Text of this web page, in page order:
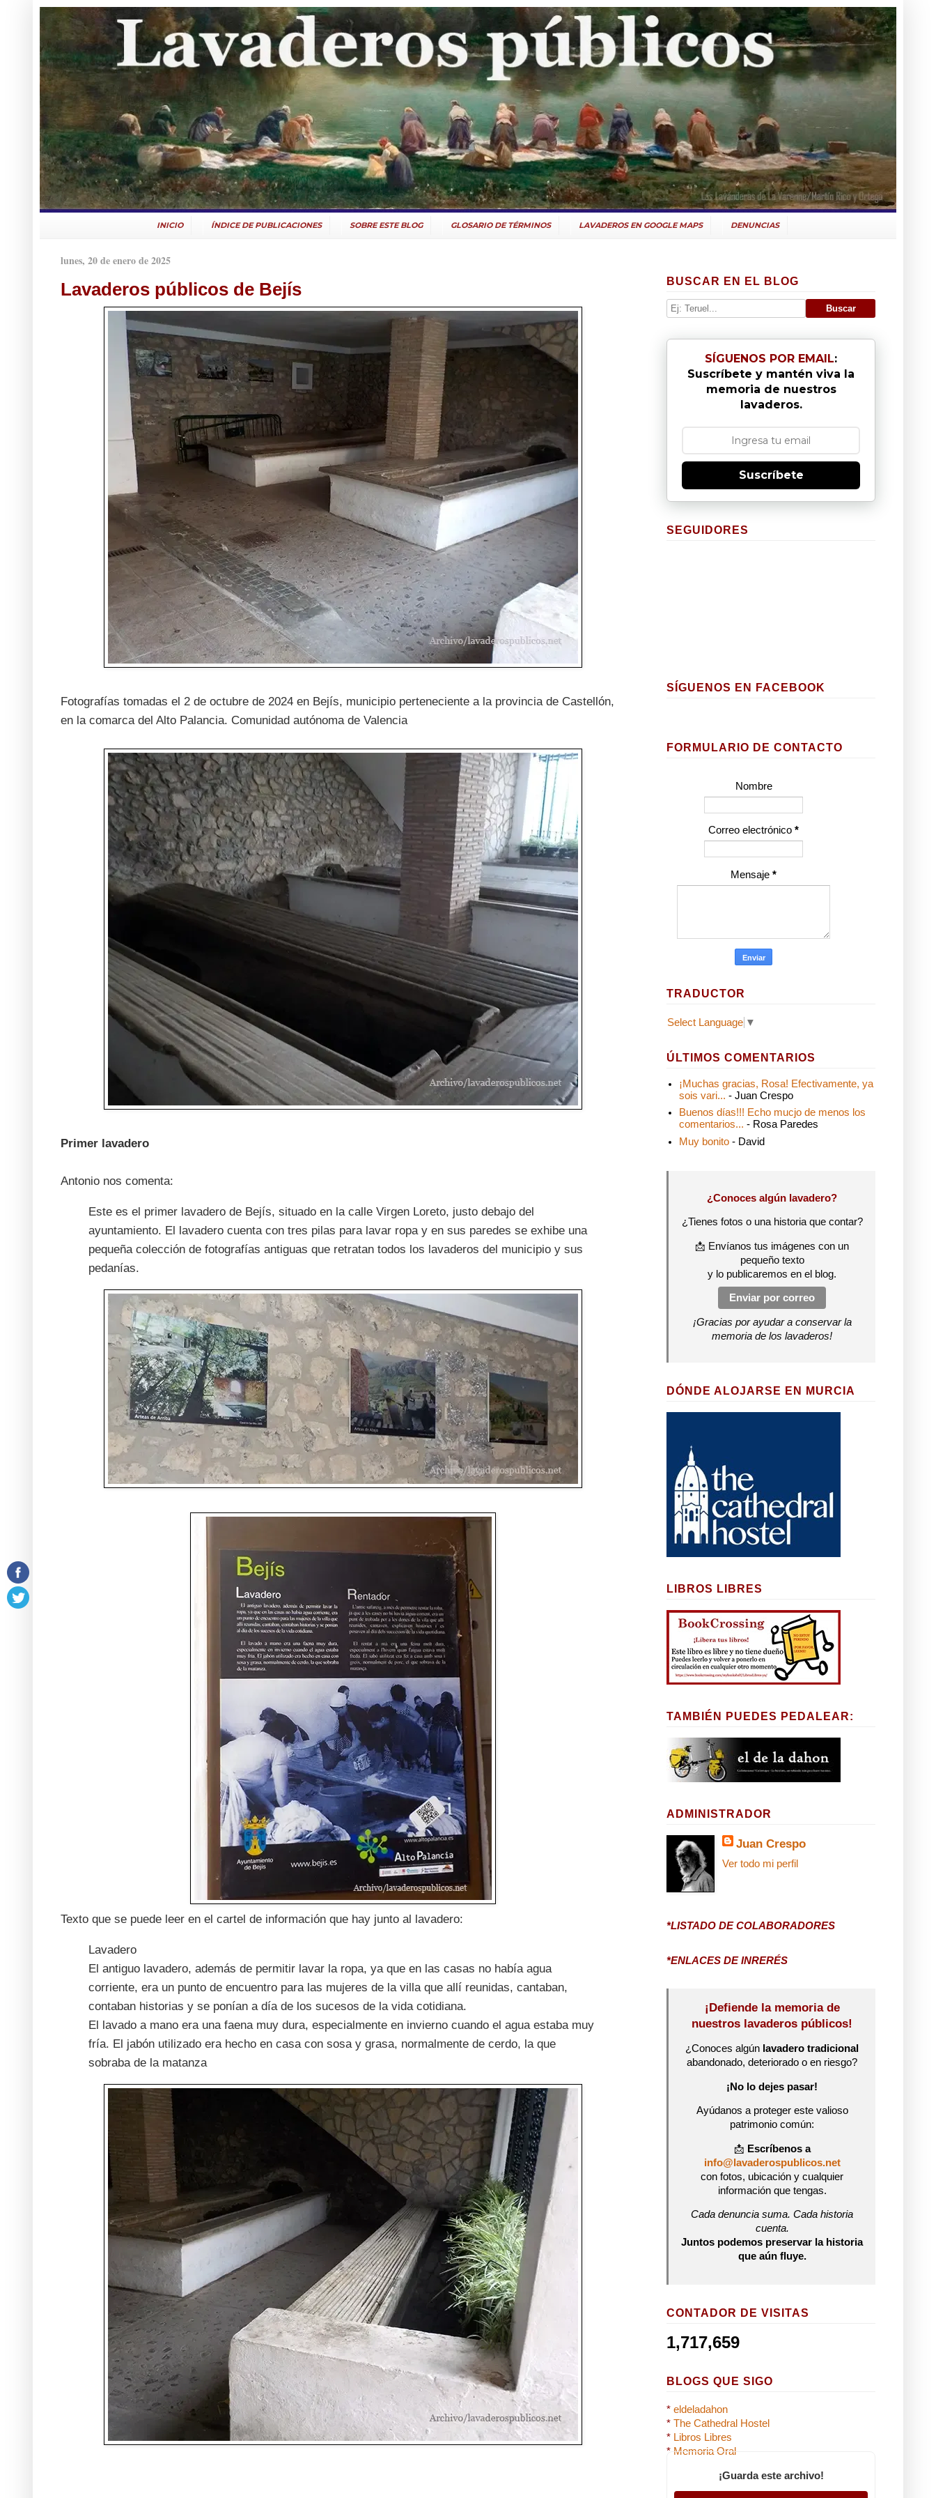
INICIO ÍNDICE DE PUBLICACIONES SOBRE ESTE BLOG GLOSARIO DE TÉRMINOS LAVADEROS EN GOOGLE MAPS DENUNCIAS
lunes, 20 de enero de 2025
Lavaderos públicos de Bejís
Fotografías tomadas el 2 de octubre de 2024 en Bejís, municipio perteneciente a la provincia de Castellón,
en la comarca del Alto Palancia. Comunidad autónoma de Valencia
Primer lavadero
Antonio nos comenta:
Este es el primer lavadero de Bejís, situado en la calle Virgen Loreto, justo debajo del
ayuntamiento. El lavadero cuenta con tres pilas para lavar ropa y en sus paredes se exhibe una
pequeña colección de fotografías antiguas que retratan todos los lavaderos del municipio y sus
pedanías.
Texto que se puede leer en el cartel de información que hay junto al lavadero:
Lavadero
El antiguo lavadero, además de permitir lavar la ropa, ya que en las casas no había agua
corriente, era un punto de encuentro para las mujeres de la villa que allí reunidas, cantaban,
contaban historias y se ponían a día de los sucesos de la vida cotidiana.
El lavado a mano era una faena muy dura, especialmente en invierno cuando el agua estaba muy
fría. El jabón utilizado era hecho en casa con sosa y grasa, normalmente de cerdo, la que
sobraba de la matanza
BUSCAR EN EL BLOG
SÍGUENOS POR EMAIL:
Suscríbete y mantén viva la
memoria de nuestros
lavaderos.
Suscríbete
SEGUIDORES
SÍGUENOS EN FACEBOOK
FORMULARIO DE CONTACTO
Nombre
Correo electrónico *
Mensaje *
TRADUCTOR
Select Language ▼
ÚLTIMOS COMENTARIOS
¡Muchas gracias, Rosa! Efectivamente, ya
sois vari... - Juan Crespo
Buenos días!!! Echo mucjo de menos los
comentarios... - Rosa Paredes
Muy bonito - David
¿Conoces algún lavadero?
¿Tienes fotos o una historia que contar?
📩 Envíanos tus imágenes con un
pequeño texto
y lo publicaremos en el blog.
Enviar por correo
¡Gracias por ayudar a conservar la
memoria de los lavaderos!
DÓNDE ALOJARSE EN MURCIA
LIBROS LIBRES
TAMBIÉN PUEDES PEDALEAR:
ADMINISTRADOR
Juan Crespo
Ver todo mi perfil
*LISTADO DE COLABORADORES
*ENLACES DE INRERÉS
¡Defiende la memoria de
nuestros lavaderos públicos!
¿Conoces algún lavadero tradicional
abandonado, deteriorado o en riesgo?
¡No lo dejes pasar!
Ayúdanos a proteger este valioso
patrimonio común:
📩 Escríbenos a
info@lavaderospublicos.net
con fotos, ubicación y cualquier
información que tengas.
Cada denuncia suma. Cada historia
cuenta.
Juntos podemos preservar la historia
que aún fluye.
CONTADOR DE VISITAS
1,717,659
BLOGS QUE SIGO
* eldeladahon
* The Cathedral Hostel
* Libros Libres
* Memoria Oral
¡Guarda este archivo!